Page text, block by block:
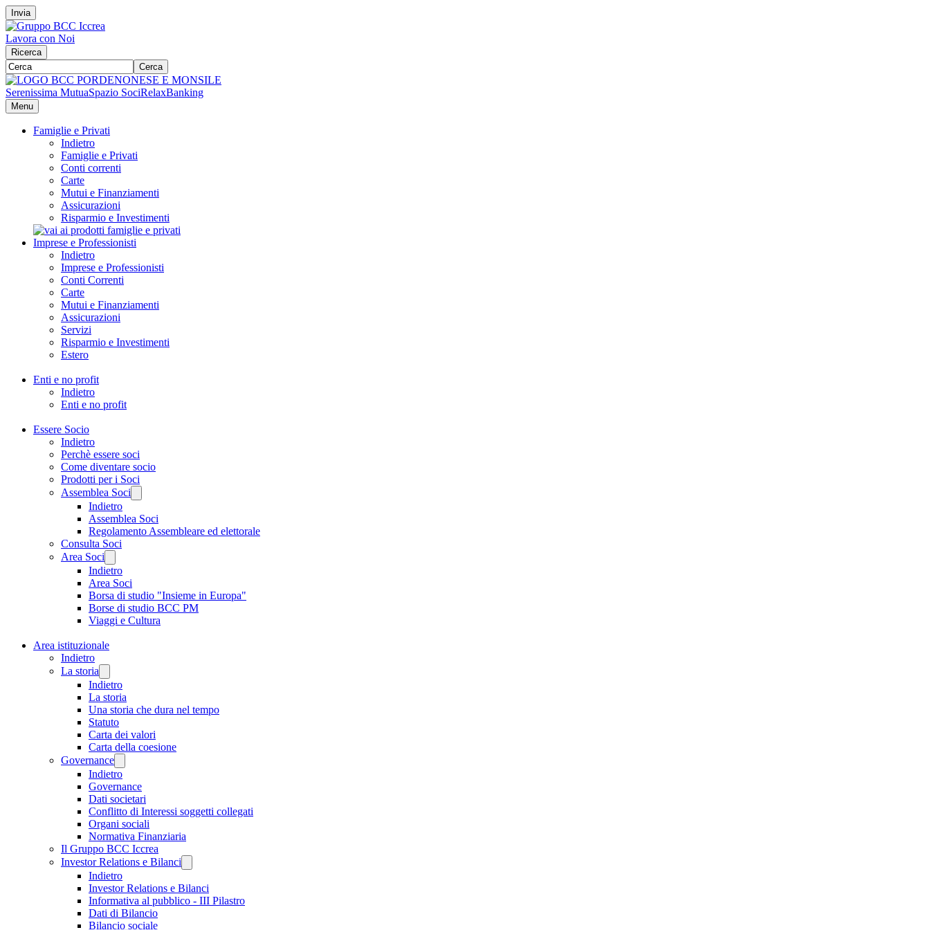
Invia
Lavora con Noi
Ricerca
Cerca
Serenissima MutuaSpazio SociRelaxBanking
Menu
Famiglie e Privati
Indietro
Famiglie e Privati
Conti correnti
Carte
Mutui e Finanziamenti
Assicurazioni
Risparmio e Investimenti
Imprese e Professionisti
Indietro
Imprese e Professionisti
Conti Correnti
Carte
Mutui e Finanziamenti
Assicurazioni
Servizi
Risparmio e Investimenti
Estero
Enti e no profit
Indietro
Enti e no profit
Essere Socio
Indietro
Perchè essere soci
Come diventare socio
Prodotti per i Soci
Assemblea Soci
Indietro
Assemblea Soci
Regolamento Assembleare ed elettorale
Consulta Soci
Area Soci
Indietro
Area Soci
Borsa di studio "Insieme in Europa"
Borse di studio BCC PM
Viaggi e Cultura
Area istituzionale
Indietro
La storia
Indietro
La storia
Una storia che dura nel tempo
Statuto
Carta dei valori
Carta della coesione
Governance
Indietro
Governance
Dati societari
Conflitto di Interessi soggetti collegati
Organi sociali
Normativa Finanziaria
Il Gruppo BCC Iccrea
Investor Relations e Bilanci
Indietro
Investor Relations e Bilanci
Informativa al pubblico - III Pilastro
Dati di Bilancio
Bilancio sociale